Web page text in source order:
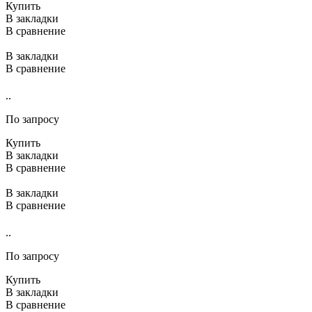
Купить
В закладки
В сравнение
В закладки
В сравнение
..
По запросу
Купить
В закладки
В сравнение
В закладки
В сравнение
..
По запросу
Купить
В закладки
В сравнение